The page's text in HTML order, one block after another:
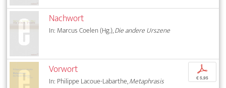
Nachwort
In: Marcus Coelen (Hg.),Die andere Urszene
Vorwort
In: Philippe Lacoue-Labarthe,Metaphrasis
p
€ 5,95